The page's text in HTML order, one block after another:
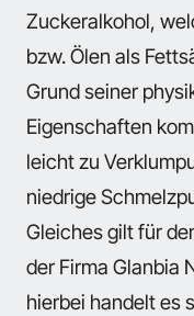
Zuckeralkohol,
bzw. Ölen als
Grund seiner
Eigenschaften
leicht zu
niedrige
Gleiches gilt für
der Firma Glanbia
hierbei handelt es